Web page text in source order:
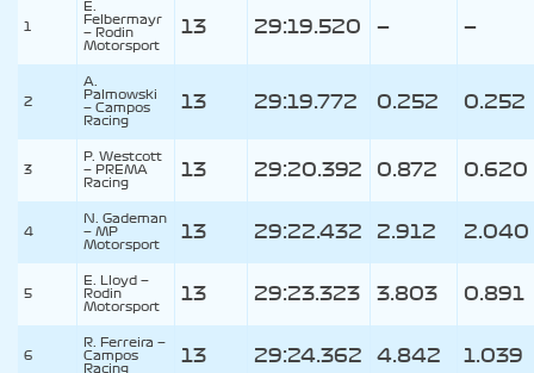
E.
Felbermayr
—
Rodin
Motorsport
13 29:19.520 — —
2
A.
Palmowski
— Campos
Racing
13 29:19.772 0.252 0.252
3
P. Westcott
— PREMA
Racing
13 29:20.392 0.872 0.620
4
N. Gademan
— MP
Motorsport
13 29:22.432 2.912 2.040
5
E. Lloyd —
Rodin
Motorsport
13 29:23.323 3.803 0.891
6
R. Ferreira —
Campos
Racing
13 29:24.362 4.842 1.039